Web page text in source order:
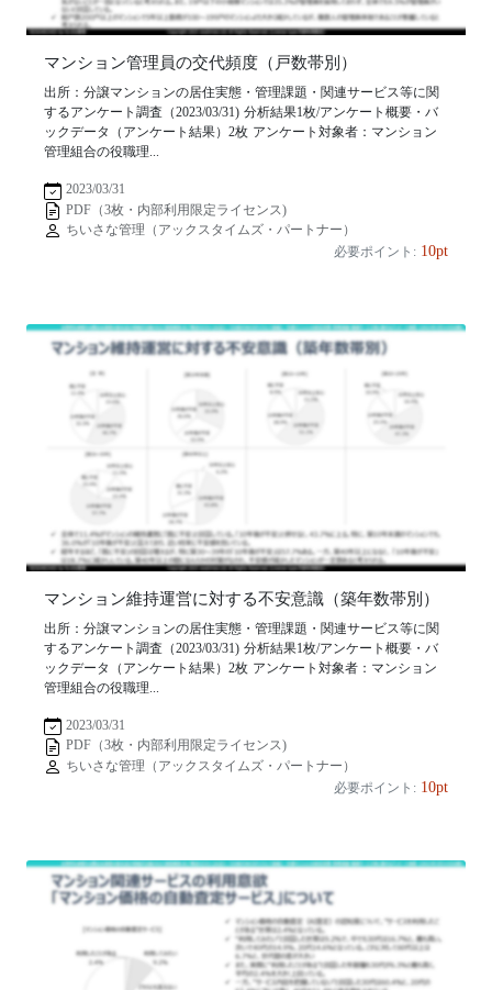
マンション管理員の交代頻度（戸数帯別）
出所：分譲マンションの居住実態・管理課題・関連サービス等に関
するアンケート調査（2023/03/31) 分析結果1枚/アンケート概要・バ
ックデータ（アンケート結果）2枚 アンケート対象者：マンション
管理組合の役職理...
2023/03/31
PDF（3枚・内部利用限定ライセンス)
ちいさな管理（アックスタイムズ・パートナー）
必要ポイント: 10pt
マンション維持運営に対する不安意識（築年数帯別）
出所：分譲マンションの居住実態・管理課題・関連サービス等に関
するアンケート調査（2023/03/31) 分析結果1枚/アンケート概要・バ
ックデータ（アンケート結果）2枚 アンケート対象者：マンション
管理組合の役職理...
2023/03/31
PDF（3枚・内部利用限定ライセンス)
ちいさな管理（アックスタイムズ・パートナー）
必要ポイント: 10pt